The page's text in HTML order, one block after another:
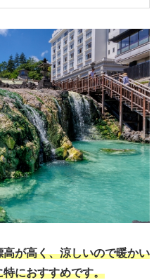
が高く、涼しいので暖かい
におすすめです。